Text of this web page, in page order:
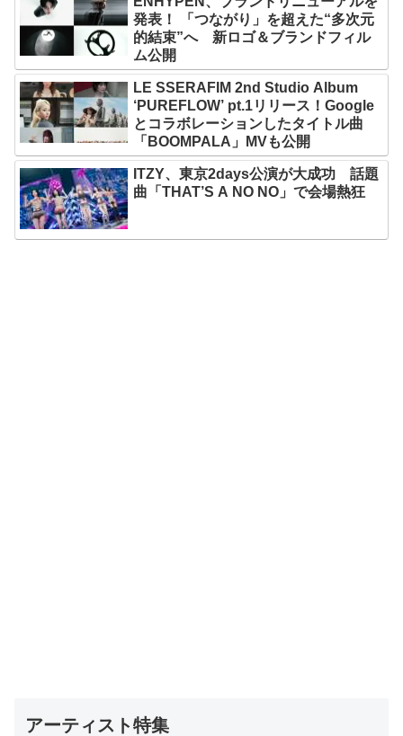
発表！ 「つながり」を超えた“多次元
的結束”へ 新ロゴ＆ブランドフィル
ム公開
LE SSERAFIM 2nd Studio Album
‘PUREFLOW’ pt.1リリース！Google
とコラボレーションしたタイトル曲
「BOOMPALA」MVも公開
ITZY、東京2days公演が大成功 話題
曲「THAT’S A NO NO」で会場熱狂
アーティスト特集